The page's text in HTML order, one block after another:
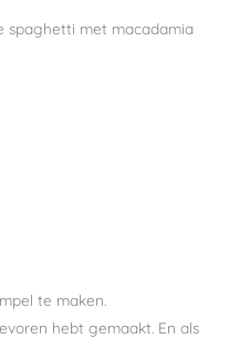
spaghetti met macadamia
te maken.
hebt gemaakt. En als